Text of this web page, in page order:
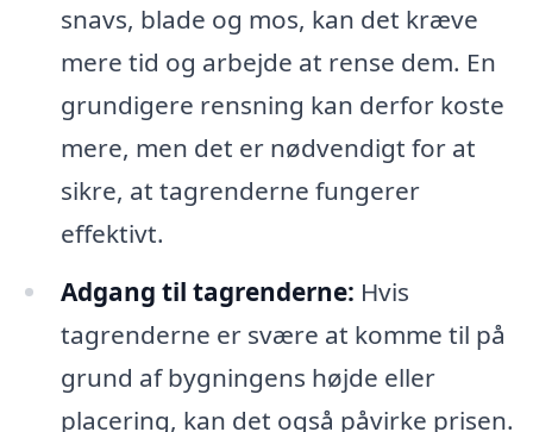
snavs, blade og mos, kan det kræve
mere tid og arbejde at rense dem. En
grundigere rensning kan derfor koste
mere, men det er nødvendigt for at
sikre, at tagrenderne fungerer
effektivt.
Adgang til tagrenderne: Hvis
tagrenderne er svære at komme til på
grund af bygningens højde eller
placering, kan det også påvirke prisen.